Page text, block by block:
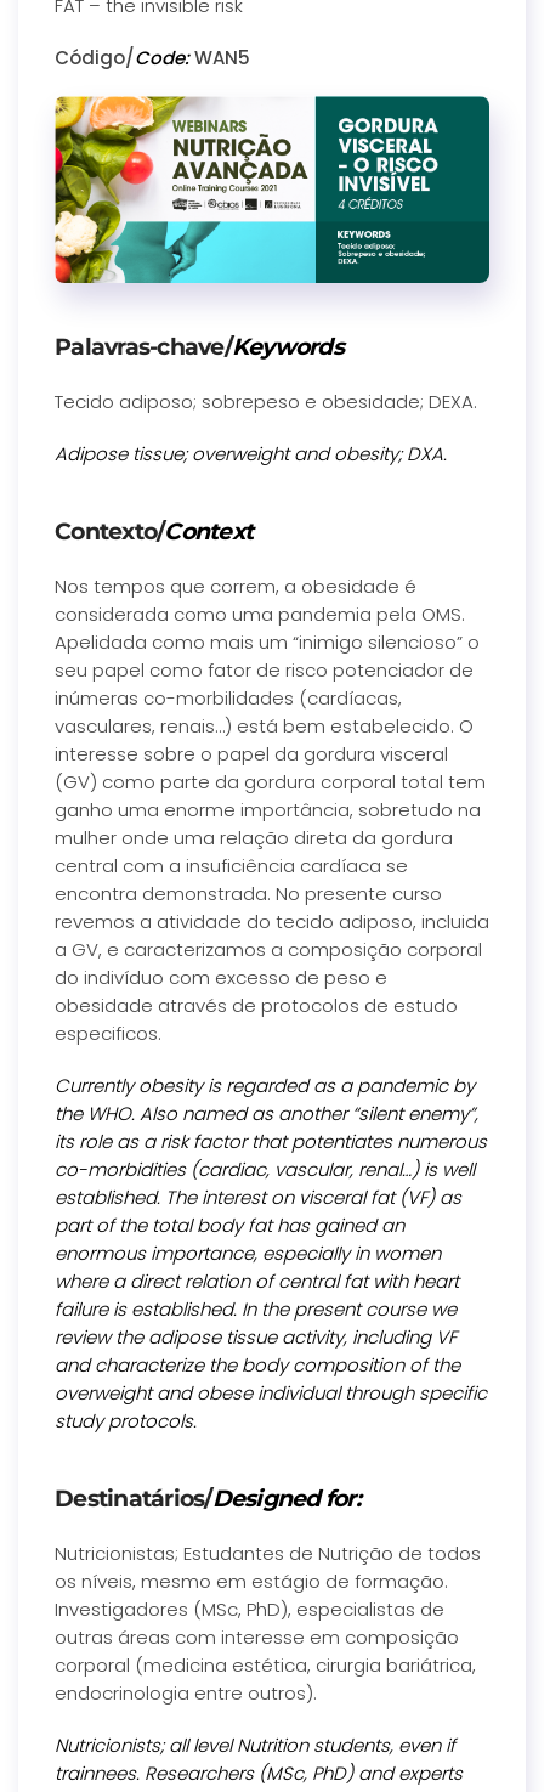
Código/Code:WAN5
Palavras-chave/Keywords
Tecido adiposo; sobrepeso e obesidade; DEXA.
Adipose tissue; overweight and obesity; DXA.
Contexto/Context
Nos tempos que correm, a obesidade é
considerada como uma pandemia pela OMS.
Apelidada como mais um “inimigo silencioso” o
seu papel como fator de risco potenciador de
inúmeras co-morbilidades (cardíacas,
vasculares, renais…) está bem estabelecido. O
interesse sobre o papel da gordura visceral
(GV) como parte da gordura corporal total tem
ganho uma enorme importância, sobretudo na
mulher onde uma relação direta da gordura
central com a insuficiência cardíaca se
encontra demonstrada. No presente curso
revemos a atividade do tecido adiposo, incluida
a GV, e caracterizamos a composição corporal
do indivíduo com excesso de peso e
obesidade através de protocolos de estudo
especificos.
Currently obesity is regarded as a pandemic by
the WHO. Also named as another “silent enemy”,
its role as a risk factor that potentiates numerous
co-morbidities (cardiac, vascular, renal…) is well
established. The interest on visceral fat (VF) as
part of the total body fat has gained an
enormous importance, especially in women
where a direct relation of central fat with heart
failure is established. In the present course we
review the adipose tissue activity, including VF
and characterize the body composition of the
overweight and obese individual through specific
study protocols.
Destinatários/Designed for:
Nutricionistas; Estudantes de Nutrição de todos
os níveis, mesmo em estágio de formação.
Investigadores (MSc, PhD), especialistas de
outras áreas com interesse em composição
corporal (medicina estética, cirurgia bariátrica,
endocrinologia entre outros).
Nutricionists; all level Nutrition students, even if
trainnees. Researchers (MSc, PhD) and experts